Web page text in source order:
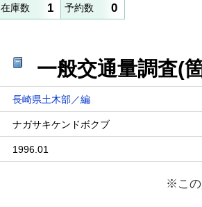
在庫数 1 予約数 0
一般交通量調査(
長崎県土木部／編
ナガサキケンドボクブ
1996.01
※この